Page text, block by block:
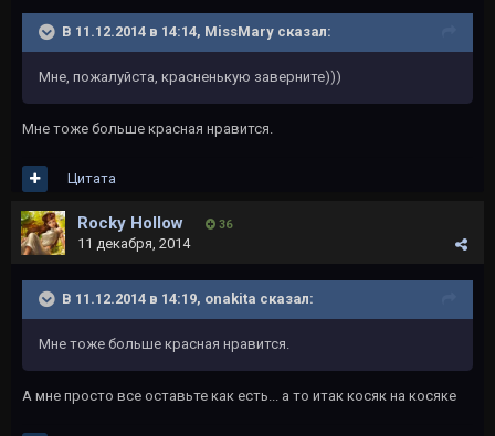
В 11.12.2014 в 14:14, MissMary сказал:
Мне, пожалуйста, красненькую заверните)))
Мне тоже больше красная нравится.
Цитата
Rocky Hollow 36
11 декабря, 2014
В 11.12.2014 в 14:19, onakita сказал:
Мне тоже больше красная нравится.
А мне просто все оставьте как есть... а то итак косяк на косяке